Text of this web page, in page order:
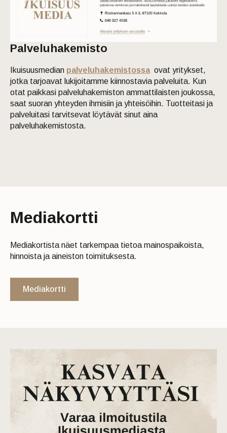
Palveluhakemisto
Ikuisuusmedian palveluhakemistossaovat yritykset,
jotka tarjoavat lukijoitamme kiinnostavia palveluita. Kun
otat paikkasi palveluhakemiston ammattilaisten joukossa,
saat suoran yhteyden ihmisiin ja yhteisöihin. Tuotteitasi ja
palveluitasi tarvitsevat löytävät sinut aina
palveluhakemistosta.
Mediakortti
Mediakortista näet tarkempaa tietoa mainospaikoista,
hinnoista ja aineiston toimituksesta.
Mediakortti